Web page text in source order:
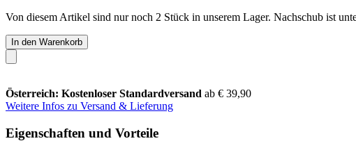
Von diesem Artikel sind nur noch 2 Stück in unserem Lager. Nachschub ist
In den Warenkorb
Österreich: Kostenloser Standardversand ab € 39,90
Weitere Infos zu Versand & Lieferung
Eigenschaften und Vorteile